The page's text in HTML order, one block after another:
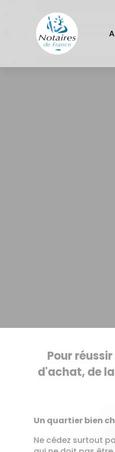
Pour
d'achat, de
Un quartier bien
Ne cédez surtout